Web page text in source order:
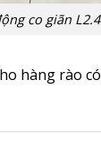
co giãn
hàng rào